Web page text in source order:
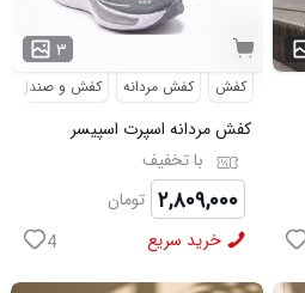
۳
کفش کفش مردانه کفش و صندل
کفش مردانه اسپرت اسپیسر
50728
با تخفیف
۲,۸۰۹,۰۰۰ تومان
خرید سریع
4